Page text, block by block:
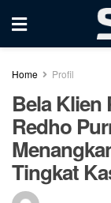
Home Profil
Bela Klien
Redho
Tingkat